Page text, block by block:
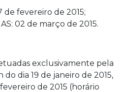
de fevereiro de 2015;
02 de março de 2015.
exclusivamente pela
dia 19 de janeiro de 2015,
de 2015 (horário